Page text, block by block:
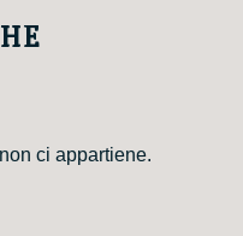
ci appartiene.